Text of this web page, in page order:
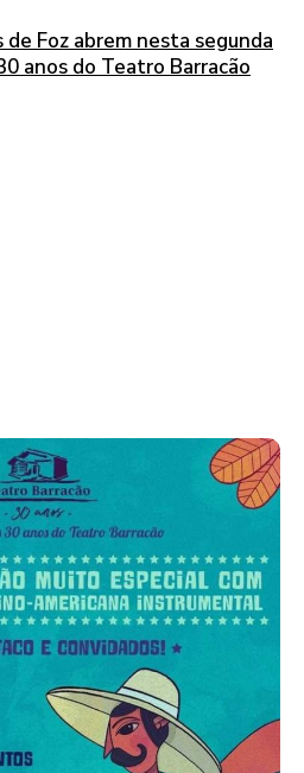
de Foz abrem nesta segunda
anos do Teatro Barracão